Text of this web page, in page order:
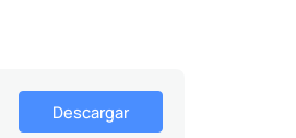
Descargar